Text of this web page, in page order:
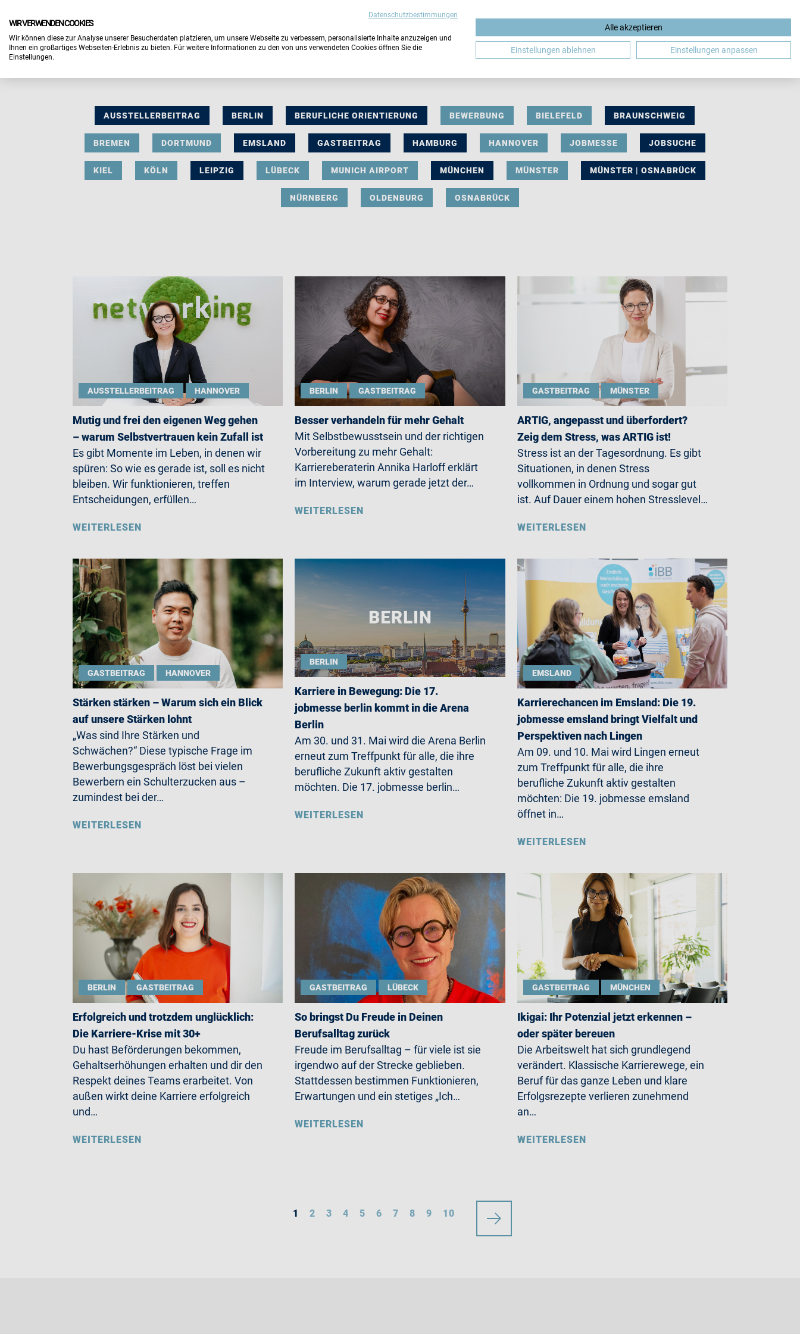
DE
AUSSTELLERBEITRAG BERLIN BERUFLICHE ORIENTIERUNG BEWERBUNG BIELEFELD BRAUNSCHWEIG
BREMEN DORTMUND EMSLAND GASTBEITRAG HAMBURG HANNOVER JOBMESSE JOBSUCHE
KIEL KÖLN LEIPZIG LÜBECK MUNICH AIRPORT MÜNCHEN MÜNSTER MÜNSTER | OSNABRÜCK
NÜRNBERG OLDENBURG OSNABRÜCK
AUSSTELLERBEITRAG HANNOVER
Mutig und frei den eigenen Weg gehen
– warum Selbstvertrauen kein Zufall ist
Es gibt Momente im Leben, in denen wir
spüren: So wie es gerade ist, soll es nicht
bleiben. Wir funktionieren, treffen
Entscheidungen, erfüllen…
WEITERLESEN
BERLIN GASTBEITRAG
Besser verhandeln für mehr Gehalt
Mit Selbstbewusstsein und der richtigen
Vorbereitung zu mehr Gehalt:
Karriereberaterin Annika Harloff erklärt
im Interview, warum gerade jetzt der…
WEITERLESEN
GASTBEITRAG MÜNSTER
ARTIG, angepasst und überfordert?
Zeig dem Stress, was ARTIG ist!
Stress ist an der Tagesordnung. Es gibt
Situationen, in denen Stress
vollkommen in Ordnung und sogar gut
ist. Auf Dauer einem hohen Stresslevel…
WEITERLESEN
GASTBEITRAG HANNOVER
Stärken stärken – Warum sich ein Blick
auf unsere Stärken lohnt
„Was sind Ihre Stärken und
Schwächen?“ Diese typische Frage im
Bewerbungsgespräch löst bei vielen
Bewerbern ein Schulterzucken aus –
zumindest bei der…
WEITERLESEN
BERLIN
Karriere in Bewegung: Die 17.
jobmesse berlin kommt in die Arena
Berlin
Am 30. und 31. Mai wird die Arena Berlin
erneut zum Treffpunkt für alle, die ihre
berufliche Zukunft aktiv gestalten
möchten. Die 17. jobmesse berlin…
WEITERLESEN
EMSLAND
Karrierechancen im Emsland: Die 19.
jobmesse emsland bringt Vielfalt und
Perspektiven nach Lingen
Am 09. und 10. Mai wird Lingen erneut
zum Treffpunkt für alle, die ihre
berufliche Zukunft aktiv gestalten
möchten: Die 19. jobmesse emsland
öffnet in…
WEITERLESEN
BERLIN GASTBEITRAG
Erfolgreich und trotzdem unglücklich:
Die Karriere-Krise mit 30+
Du hast Beförderungen bekommen,
Gehaltserhöhungen erhalten und dir den
Respekt deines Teams erarbeitet. Von
außen wirkt deine Karriere erfolgreich
und…
WEITERLESEN
GASTBEITRAG LÜBECK
So bringst Du Freude in Deinen
Berufsalltag zurück
Freude im Berufsalltag – für viele ist sie
irgendwo auf der Strecke geblieben.
Stattdessen bestimmen Funktionieren,
Erwartungen und ein stetiges „Ich…
WEITERLESEN
GASTBEITRAG MÜNCHEN
Ikigai: Ihr Potenzial jetzt erkennen –
oder später bereuen
Die Arbeitswelt hat sich grundlegend
verändert. Klassische Karrierewege, ein
Beruf für das ganze Leben und klare
Erfolgsrezepte verlieren zunehmend
an…
WEITERLESEN
1 2 3 4 5 6 7 8 9 10
Datenschutzbestimmungen
WIR VERWENDEN COOKIES
Wir können diese zur Analyse unserer Besucherdaten platzieren, um unsere Webseite zu verbessern, personalisierte Inhalte anzuzeigen und
Ihnen ein großartiges Webseiten-Erlebnis zu bieten. Für weitere Informationen zu den von uns verwendeten Cookies öffnen Sie die
Einstellungen.
Alle akzeptieren
Einstellungen ablehnen Einstellungen anpassen